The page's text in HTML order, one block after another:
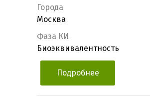
Города
Москва
Фаза КИ
Биоэквивалентность
Подробнее